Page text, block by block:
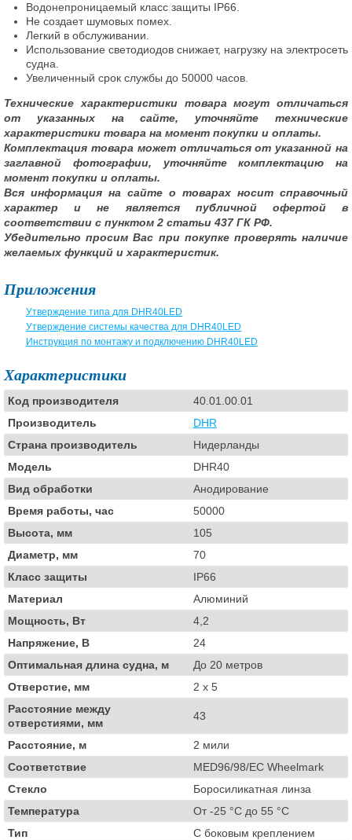
Водонепроницаемый класс защиты IP66.
Не создает шумовых помех.
Легкий в обслуживании.
Использование светодиодов снижает, нагрузку на электросеть
судна.
Увеличенный срок службы до 50000 часов.
Технические характеристики товара могут отличаться
от указанных на сайте, уточняйте технические
характеристики товара на момент покупки и оплаты.
Комплектация товара может отличаться от указанной на
заглавной фотографии, уточняйте комплектацию на
момент покупки и оплаты.
Вся информация на сайте о товарах носит справочный
характер и не является публичной офертой в
соответствии с пунктом 2 статьи 437 ГК РФ.
Убедительно просим Вас при покупке проверять наличие
желаемых функций и характеристик.
Приложения
Утверждение типа для DHR40LED
Утверждение системы качества для DHR40LED
Инструкция по монтажу и подключению DHR40LED
Характеристики
Код производителя
40.01.00.01
Производитель
DHR
Страна производитель
Нидерланды
Модель
DHR40
Вид обработки
Анодирование
Время работы, час
50000
Высота, мм
105
Диаметр, мм
70
Класс защиты
IP66
Материал
Алюминий
Мощность, Вт
4,2
Напряжение, В
24
Оптимальная длина судна, м
До 20 метров
Отверстие, мм
2 x 5
Расстояние между
отверстиями, мм
43
Расстояние, м
2 мили
Соответствие
MED96/98/EC Wheelmark
Стекло
Боросиликатная линза
Температура
От -25 °C до 55 °C
Тип
С боковым креплением